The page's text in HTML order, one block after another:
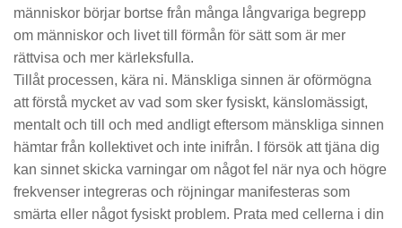
människor börjar bortse från många långvariga begrepp
om människor och livet till förmån för sätt som är mer
rättvisa och mer kärleksfulla.
Tillåt processen, kära ni. Mänskliga sinnen är oförmögna
att förstå mycket av vad som sker fysiskt, känslomässigt,
mentalt och till och med andligt eftersom mänskliga sinnen
hämtar från kollektivet och inte inifrån. I försök att tjäna dig
kan sinnet skicka varningar om något fel när nya och högre
frekvenser integreras och röjningar manifesteras som
smärta eller något fysiskt problem. Prata med cellerna i din